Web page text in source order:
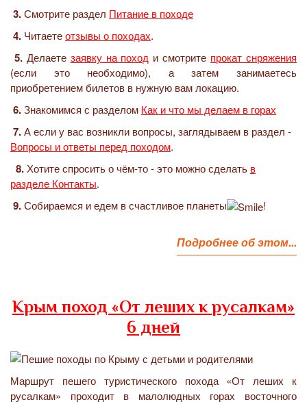
3.Смотрите раздел Питание в походе
4. Читаетеотзывы о походах.
5. Делаете заявку на поход и смотрите прокат снряжения
(если это необходимо), а затем занимаетесь
приобретением билетов в нужную вам локацию.
6.Знакомимся с разделом Как и что мы делаем в горах
7.А если у вас возникли вопросы, заглядываем в раздел -
Вопросы и ответы перед походом.
8. Хотите спросить о чём-то - это можно сделать в
разделе Контакты.
9.Собираемся и едем в счастливое планеты !
Подробнее об этом...
Крым поход «От леших к русалкам»
6 дней
Маршрут пешего туристического похода «От леших к
русалкам» проходит в малолюдных горах восточного